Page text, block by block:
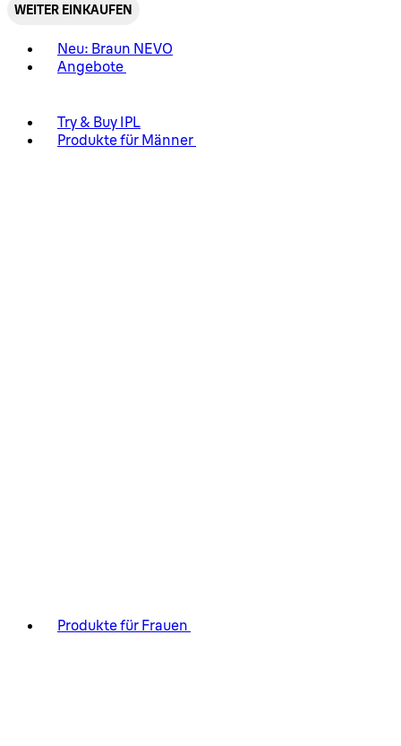
WEITER EINKAUFEN
Neu: Braun NEVO
Angebote
Try & Buy IPL
Produkte für Männer
Produkte für Frauen